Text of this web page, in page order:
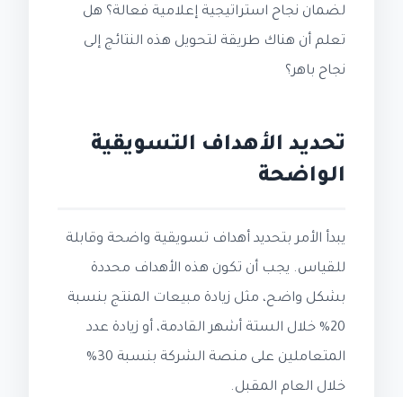
لضمان نجاح استراتيجية إعلامية فعالة؟ هل
تعلم أن هناك طريقة لتحويل هذه النتائج إلى
نجاح باهر؟
تحديد الأهداف التسويقية
الواضحة
يبدأ الأمر بتحديد أهداف تسويقية واضحة وقابلة
للقياس. يجب أن تكون هذه الأهداف محددة
بشكل واضح، مثل زيادة مبيعات المنتج بنسبة
20% خلال الستة أشهر القادمة، أو زيادة عدد
المتعاملين على منصة الشركة بنسبة 30%
خلال العام المقبل.